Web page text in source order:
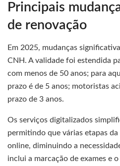
Principais
de renovação
Em 2025, mudanças
CNH. A validade foi estendida
com menos de 50 anos; para
prazo é de 5 anos; motoristas
prazo de 3 anos.
Os serviços digitalizados
permitindo que várias etapas
online, diminuindo a
inclui a marcação de exames e